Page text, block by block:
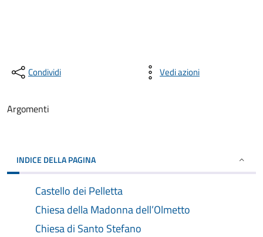
Condividi Vedi azioni
Argomenti
INDICE DELLA PAGINA
Castello dei Pelletta
Chiesa della Madonna dell’Olmetto
Chiesa di Santo Stefano